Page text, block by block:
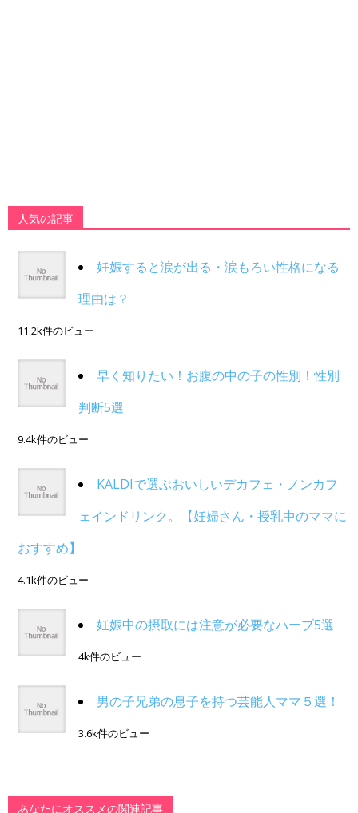
人気の記事
妊娠すると涙が出る・涙もろい性格になる
理由は？
11.2k件のビュー
早く知りたい！お腹の中の子の性別！性別
判断5選
9.4k件のビュー
KALDIで選ぶおいしいデカフェ・ノンカフ
ェインドリンク。【妊婦さん・授乳中のママに
おすすめ】
4.1k件のビュー
妊娠中の摂取には注意が必要なハーブ5選
4k件のビュー
男の子兄弟の息子を持つ芸能人ママ５選！
3.6k件のビュー
あなたにオススメの関連記事